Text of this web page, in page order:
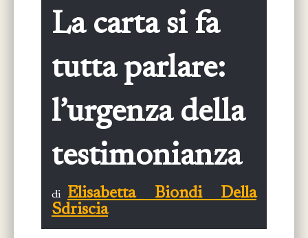
La carta si fa
tutta parlare:
l’urgenza della
testimonianza
di
Elisabetta Biondi Della
Sdriscia